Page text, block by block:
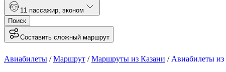
1 1 пассажир эконом
Поиск
Составить сложный маршрут
Авиабилеты /Маршрут /Маршруты из Казани / Авиабилеты